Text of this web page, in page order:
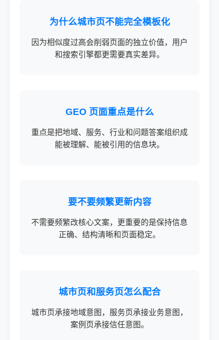
为什么城市页不能完全模板化
因为相似度过高会削弱页面的独立价值，用户
和搜索引擎都更需要真实差异。
GEO 页面重点是什么
重点是把地域、服务、行业和问题答案组织成
能被理解、能被引用的信息块。
要不要频繁更新内容
不需要频繁改核心文案，更重要的是保持信息
正确、结构清晰和页面稳定。
城市页和服务页怎么配合
城市页承接地域意图，服务页承接业务意图，
案例页承接信任意图。